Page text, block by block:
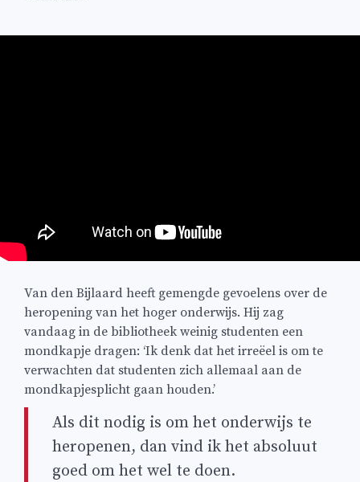
Van den Bijlaard heeft gemengde gevoelens over de
heropening van het hoger onderwijs. Hij zag
vandaag in de bibliotheek weinig studenten een
mondkapje dragen: ‘Ik denk dat het irreëel is om te
verwachten dat studenten zich allemaal aan de
mondkapjesplicht gaan houden.’
Als dit nodig is om het onderwijs te
heropenen, dan vind ik het absoluut
goed om het wel te doen.